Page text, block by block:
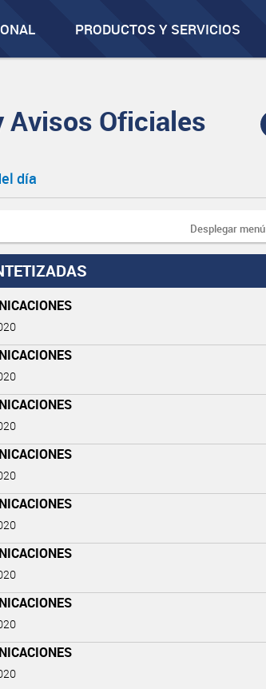
PRODUCTOS Y SERVICIOS
Avisos Oficiales
día
Desplegar menú